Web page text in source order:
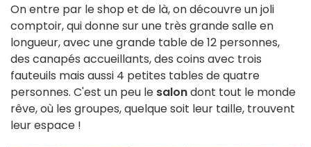
On entre par le shop et de là, on découvre un joli
comptoir, qui donne sur une très grande salle en
longueur, avec une grande table de 12 personnes,
des canapés accueillants, des coins avec trois
fauteuils mais aussi 4 petites tables de quatre
personnes. C'est un peu le salondont tout le monde
rêve, où les groupes, quelque soit leur taille, trouvent
leur espace !